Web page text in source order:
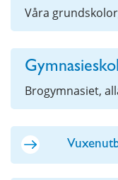
Våra
Brogymnasiet,